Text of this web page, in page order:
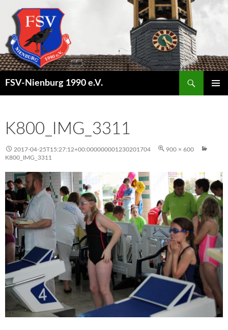
FSV-Nienburg 1990 e.V.
K800_IMG_3311
2017-04-25T15:27:12+00:000000001230201704
900 × 600
K800_IMG_3311